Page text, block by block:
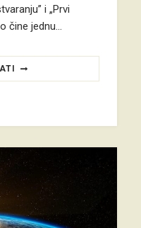
i „Prvi
čine jednu…